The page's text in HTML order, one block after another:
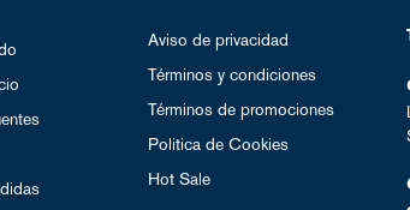
Aviso de privacidad
Términos y condiciones
Términos de promociones
Politica de Cookies
Hot Sale